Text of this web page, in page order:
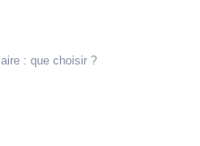
: que choisir ?